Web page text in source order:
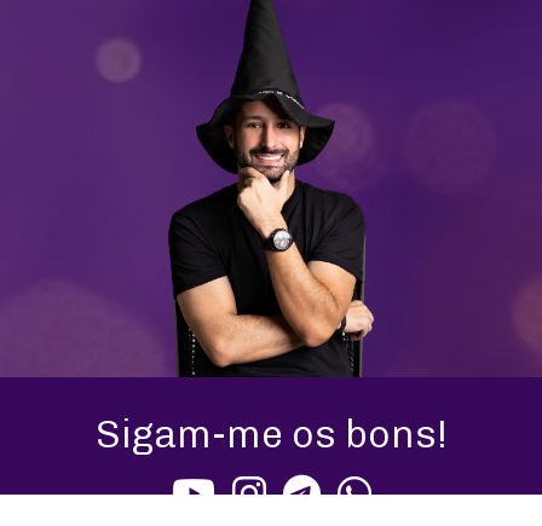
Sigam-me os bons!